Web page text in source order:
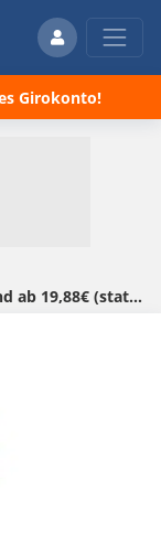
Girokonto!
19,88€ (statt 28€)